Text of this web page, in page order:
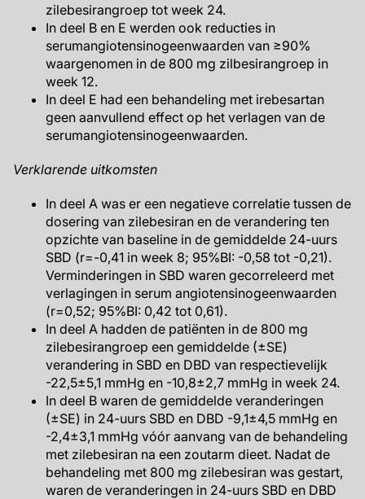
zilebesirangroep tot week 24.
In deel B en E werden ook reducties in
serumangiotensinogeenwaarden van ≥90%
waargenomen in de 800 mg zilbesirangroep in
week 12.
In deel E had een behandeling met irebesartan
geen aanvullend effect op het verlagen van de
serumangiotensinogeenwaarden.
Verklarende uitkomsten
In deel A was er een negatieve correlatie tussen de
dosering van zilebesiran en de verandering ten
opzichte van baseline in de gemiddelde 24-uurs
SBD (r=-0,41 in week 8; 95%BI: -0,58 tot -0,21).
Verminderingen in SBD waren gecorreleerd met
verlagingen in serum angiotensinogeenwaarden
(r=0,52; 95%BI: 0,42 tot 0,61).
In deel A hadden de patiënten in de 800 mg
zilebesirangroep een gemiddelde (±SE)
verandering in SBD en DBD van respectievelijk
-22,5±5,1 mmHg en -10,8±2,7 mmHg in week 24.
In deel B waren de gemiddelde veranderingen
(±SE) in 24-uurs SBD en DBD -9,1±4,5 mmHg en
-2,4±3,1 mmHg vóór aanvang van de behandeling
met zilebesiran na een zoutarm dieet. Nadat de
behandeling met 800 mg zilebesiran was gestart,
waren de veranderingen in 24-uurs SBD en DBD